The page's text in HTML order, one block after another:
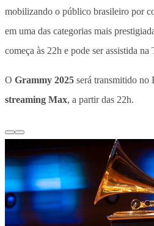
mobilizando o público brasileiro por
em uma das categorias mais
começa às 22h e pode ser assistida
O Grammy 2025 será transmitido no
streaming Max, a partir das 22h.